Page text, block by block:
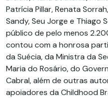
Patrícia Pillar, Renata
Sandy, Seu Jorge e Thiago
público de pelo menos
contou com a honrosa
da Suécia, da Ministra da
Maria do Rosário, do
Cabral, além de outras
apoiadores da Childhood